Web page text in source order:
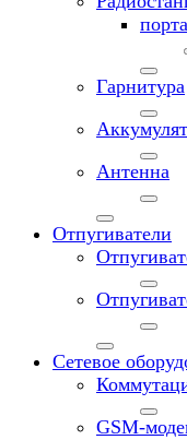
Гарнитура
Антенна
Отпугиватели
Сетевое
GSM-